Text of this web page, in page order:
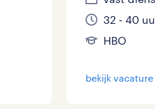
Chauffeurs
Industrieel /
LBO, MAVO,
WO 1
33 - 36 uur
32 - 40
HBO
bekijk vacature